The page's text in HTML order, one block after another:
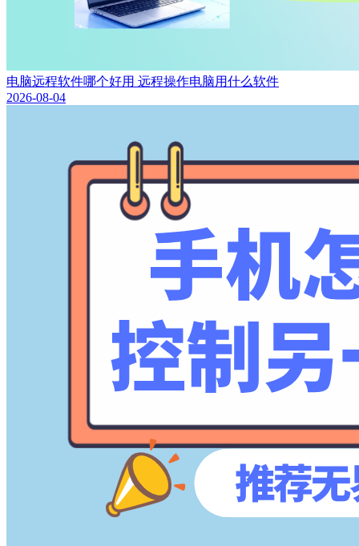
电脑远程软件哪个好用 远程操作电脑用什么软件
2026-08-04